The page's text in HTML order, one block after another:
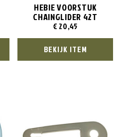
HEBIE VOORSTUK
CHAINGLIDER 42T
€ 20,45
BEKIJK ITEM